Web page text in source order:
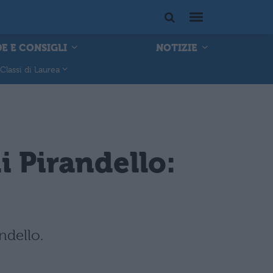
E CONSIGLI
NOTIZIE
Classi di Laurea
Pirandello: